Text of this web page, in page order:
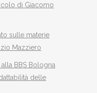
di Giacomo
sulle materie
Mazziero
BBS Bologna
delle